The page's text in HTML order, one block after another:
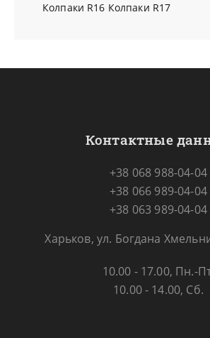
Колпаки R16 Колпаки R17
Контактные
+38 068 988-04-04
+38 066 989-04-04
+38 063 989-04-04
Харьков, ул. Богдана
10.00 - 17.00, Пн.-
10.00 - 14.00, Сб.